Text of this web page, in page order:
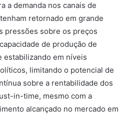
a demanda nos canais de
retornado em grande
pressões sobre os preços
de produção de
estabilizando em níveis
limitando o potencial de
sobre a rentabilidade dos
in-time, mesmo com a
alcançado no mercado em